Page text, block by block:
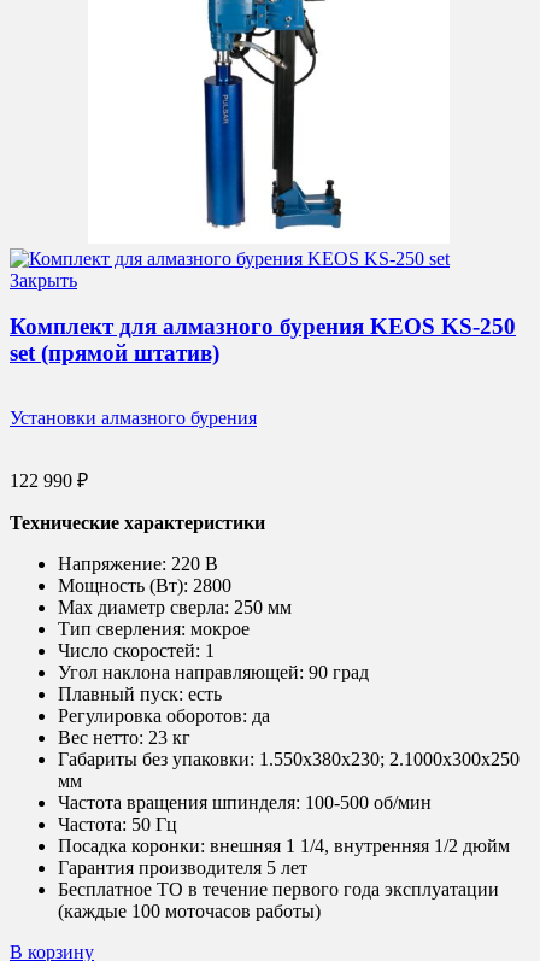
Закрыть
Комплект для алмазного бурения KEOS KS-250
set (прямой штатив)
Установки алмазного бурения
122 990 ₽
Технические характеристики
Напряжение: 220 В
Мощность (Вт): 2800
Max диаметр сверла: 250 мм
Тип сверления: мокрое
Число скоростей: 1
Угол наклона направляющей: 90 град
Плавный пуск: есть
Регулировка оборотов: да
Вес нетто: 23 кг
Габариты без упаковки: 1.550х380х230; 2.1000х300х250
мм
Частота вращения шпинделя: 100-500 об/мин
Частота: 50 Гц
Посадка коронки: внешняя 1 1/4, внутренняя 1/2 дюйм
Гарантия производителя 5 лет
Бесплатное ТО в течение первого года эксплуатации
(каждые 100 моточасов работы)
В корзину